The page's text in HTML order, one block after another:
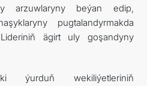
arzuwlaryny beýan edip,
pugtalandyrmakda
ägirt uly goşandyny
ýurduň wekiliýetleriniň